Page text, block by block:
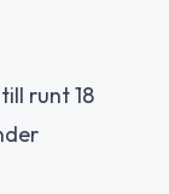
runt 18